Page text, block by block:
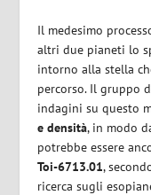
Il medesimo
altri due pianeti lo
intorno alla stella
percorso. Il gruppo
indagini su questo
e densità, in modo
potrebbe essere
Toi-6713.01,
ricerca sugli